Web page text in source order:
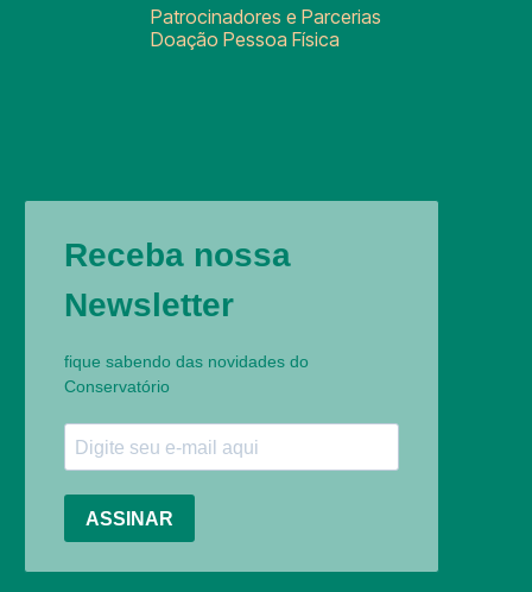
Patrocinadores e Parcerias
Doação Pessoa Física